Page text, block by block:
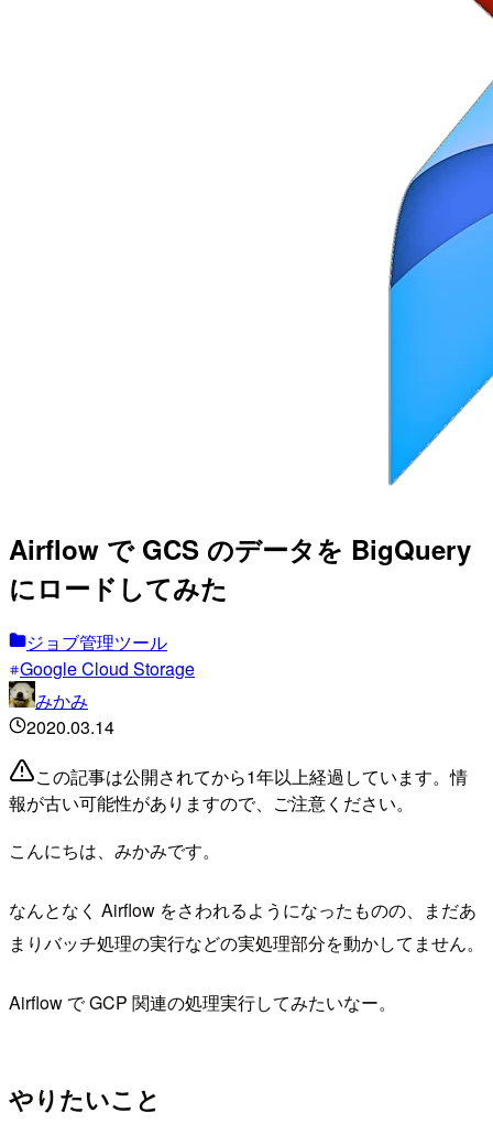
Airflow で GCS のデータを BigQuery
にロードしてみた
ジョブ管理ツール
Google Cloud Storage
みかみ
2020.03.14
この記事は公開されてから1年以上経過しています。情
報が古い可能性がありますので、ご注意ください。
こんにちは、みかみです。
なんとなく Airflow をさわれるようになったものの、まだあ
まりバッチ処理の実行などの実処理部分を動かしてません。
Airflow で GCP 関連の処理実行してみたいなー。
やりたいこと